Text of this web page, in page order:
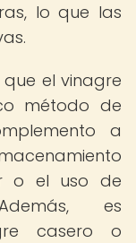
lo que las
el vinagre
método de
a
o el uso de
es
casero o